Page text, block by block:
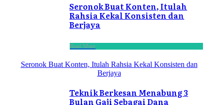
Seronok Buat Konten, Itulah
Rahsia Kekal Konsisten dan
Berjaya
Read More
Seronok Buat Konten, Itulah Rahsia Kekal Konsisten dan
Berjaya
Teknik Berkesan Menabung 3
Bulan Gaji Sebagai Dana